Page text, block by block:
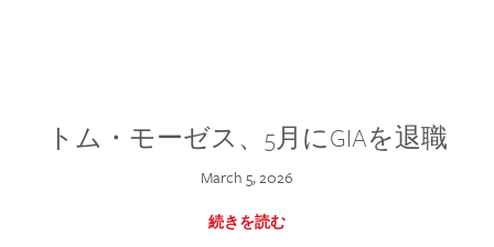
トム・モーゼス、5月にGIAを退職
March 5, 2026
続きを読む